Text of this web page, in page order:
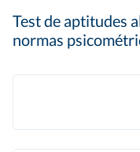
Test de aptitudes
normas